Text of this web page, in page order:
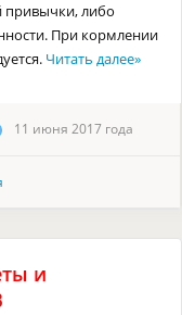
привычки, либо
При кормлении
Читать далее»
11 июня 2017 года
и